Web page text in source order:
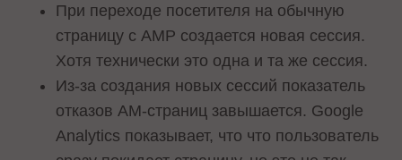
При переходе посетителя на обычную
страницу с AMP создается новая сессия.
Хотя технически это одна и та же сессия.
Из-за создания новых сессий показатель
отказов AM-страниц завышается. Google
Analytics показывает, что что пользователь